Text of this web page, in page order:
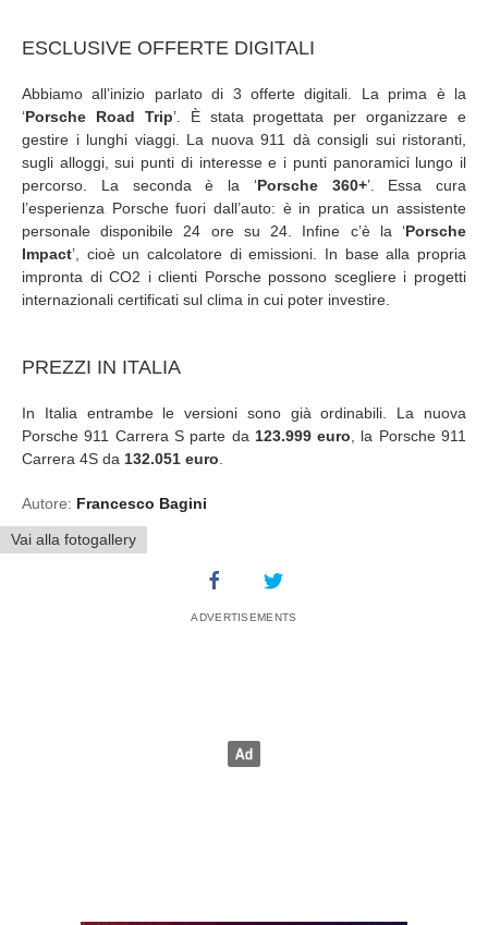
ESCLUSIVE OFFERTE DIGITALI
Abbiamo all’inizio parlato di 3 offerte digitali. La prima è la
‘Porsche Road Trip’. È stata progettata per organizzare e
gestire i lunghi viaggi. La nuova 911 dà consigli sui ristoranti,
sugli alloggi, sui punti di interesse e i punti panoramici lungo il
percorso. La seconda è la ‘Porsche 360+’. Essa cura
l’esperienza Porsche fuori dall’auto: è in pratica un assistente
personale disponibile 24 ore su 24. Infine c’è la ‘Porsche
Impact’, cioè un calcolatore di emissioni. In base alla propria
impronta di CO2 i clienti Porsche possono scegliere i progetti
internazionali certificati sul clima in cui poter investire.
PREZZI IN ITALIA
In Italia entrambe le versioni sono già ordinabili. La nuova
Porsche 911 Carrera S parte da 123.999 euro , la Porsche 911
Carrera 4S da 132.051 euro
Autore: Francesco Bagini
Vai alla fotogallery